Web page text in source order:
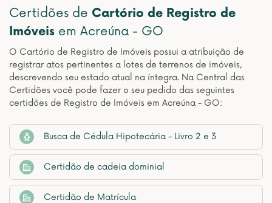
Certidões de Cartório de Registro de
Imóveis em Acreúna - GO
O Cartório de Registro de Imóveis possui a atribuição de
registrar atos pertinentes a lotes de terrenos de imóveis,
descrevendo seu estado atual na íntegra. Na Central das
Certidões você pode fazer o seu pedido das seguintes
certidões de Registro de Imóveis em Acreúna - GO:
Busca de Cédula Hipotecária - Livro 2 e 3
Certidão de cadeia dominial
Certidão de Matrícula